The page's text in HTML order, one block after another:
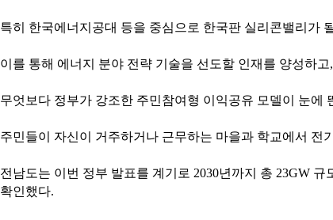
특히 한국에너지공대 등을 중심으로 한국판 실리콘밸리가
이를 통해 에너지 분야 전략 기술을 선도할 인재를 양성하
무엇보다 정부가 강조한 주민참여형 이익공유 모델이 눈에
주민들이 자신이 거주하거나 근무하는 마을과 학교에서
전남도는 이번 정부 발표를 계기로 2030년까지 총 23GW
확인했다.